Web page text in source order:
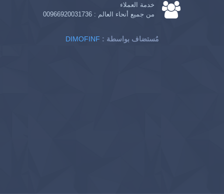
خدمة العملاء
من جميع أنحاء العالم : 00966920031736
DIMOFINF : مُستضاف بواسطة